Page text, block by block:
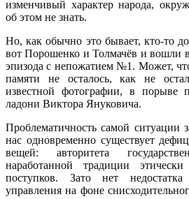
изменчивый характер народа,
об этом не знать.
Но, как обычно это бывает, кто-то
вот Порошенко и Толмачёв и вошли
эпизода с непожатием №1. Может,
памяти не осталось, как не
известной фотографии, в порыве
ладони Виктора Януковича.
Проблематичность самой ситуации
нас одновременно существует
вещей: авторитета
наработанной традиции
поступков. Зато нет
управления на фоне